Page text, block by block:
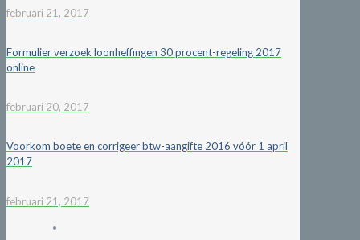
februari 21, 2017
Formulier verzoek loonheffingen 30 procent-regeling 2017
online
februari 20, 2017
Voorkom boete en corrigeer btw-aangifte 2016 vóór 1 april
2017
februari 21, 2017